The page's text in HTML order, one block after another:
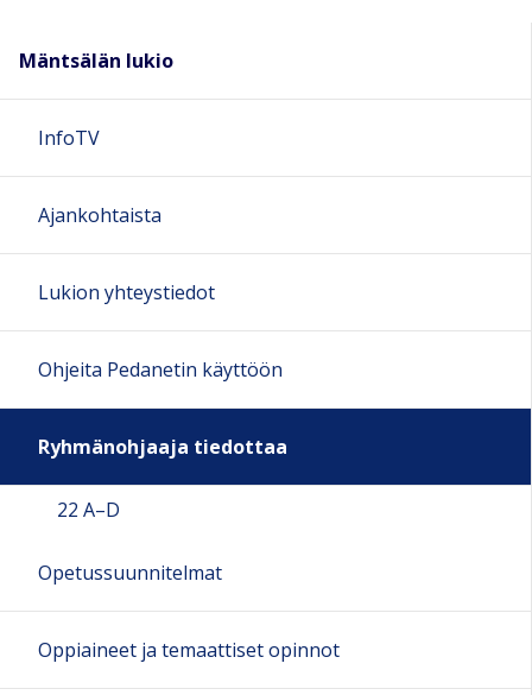
Mäntsälän lukio
InfoTV
Ajankohtaista
Lukion yhteystiedot
Ohjeita Pedanetin käyttöön
Ryhmänohjaaja tiedottaa
22 A–D
Opetussuunnitelmat
Oppiaineet ja temaattiset opinnot